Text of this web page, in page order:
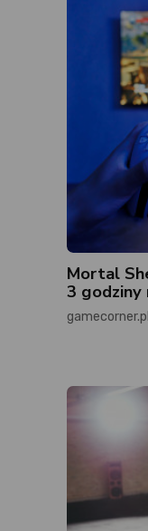
Mortal
3 godziny
gamecorner.pl